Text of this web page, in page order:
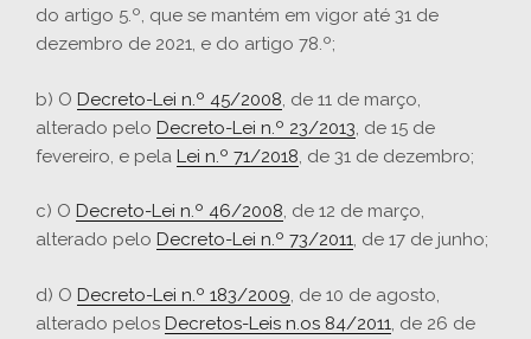
do artigo 5.º, que se mantém em vigor até 31 de
dezembro de 2021, e do artigo 78.º;
b) O Decreto-Lei n.º 45/2008, de 11 de março,
alterado pelo Decreto-Lei n.º 23/2013, de 15 de
fevereiro, e pela Lei n.º 71/2018, de 31 de dezembro;
c) O Decreto-Lei n.º 46/2008, de 12 de março,
alterado pelo Decreto-Lei n.º 73/2011, de 17 de junho;
d) O Decreto-Lei n.º 183/2009, de 10 de agosto,
alterado pelos Decretos-Leis n.os 84/2011, de 26 de